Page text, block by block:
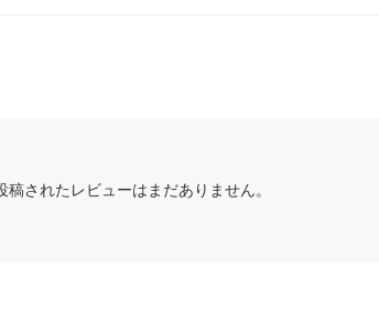
稿されたレビューはまだありません。